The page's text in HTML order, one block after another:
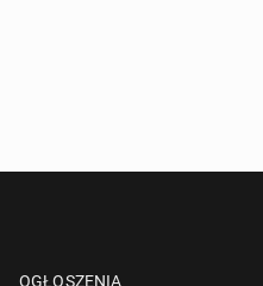
OGŁOSZENIA